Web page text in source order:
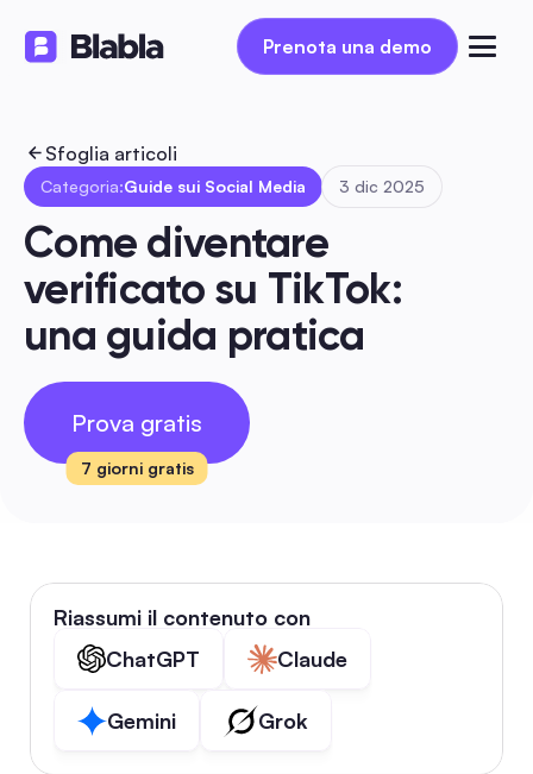
Prenota una demo
Prenota una demo
Sfoglia articoli
Categoria:Guide sui Social Media 3 dic 2025
Come diventare
verificato su TikTok:
una guida pratica
Prova gratis
7 giorni gratis
Riassumi il contenuto con
ChatGPT
Claude
Gemini Grok